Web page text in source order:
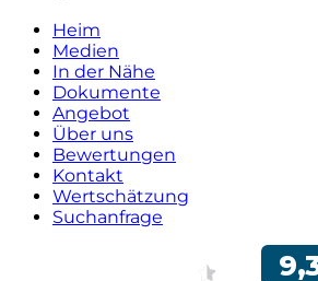
Heim
Medien
In der Nähe
Dokumente
Angebot
Über uns
Bewertungen
Kontakt
Wertschätzung
Suchanfrage